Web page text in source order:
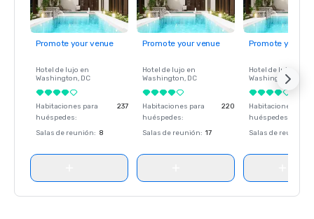
Promote your venue
Hotel de lujo en
Washington, DC
Habitaciones para
huéspedes:
237
Salas de reunión: 8
Promote your venue
Hotel de lujo en
Washington, DC
Habitaciones para
huéspedes:
220
Salas de reunión: 17
Promote your
Hotel de lujo en
Washington
Habitaciones para
huéspedes
Salas de reunión